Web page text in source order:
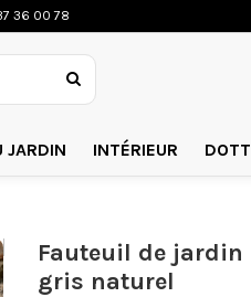
36 00 78
JARDIN INTÉRIEUR
Fauteuil de jardin
gris naturel